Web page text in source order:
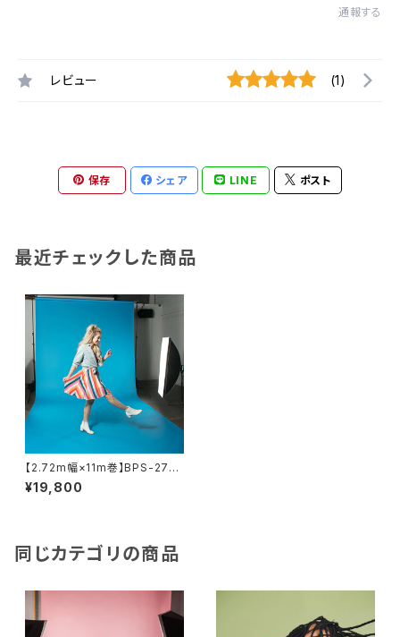
通報する
レビュー (1)
保存 シェア LINE ポスト
最近チェックした商品
【2.72m幅×11m巻】BPS-2711
全50色 スーペリア背景紙
¥19,800
同じカテゴリの商品